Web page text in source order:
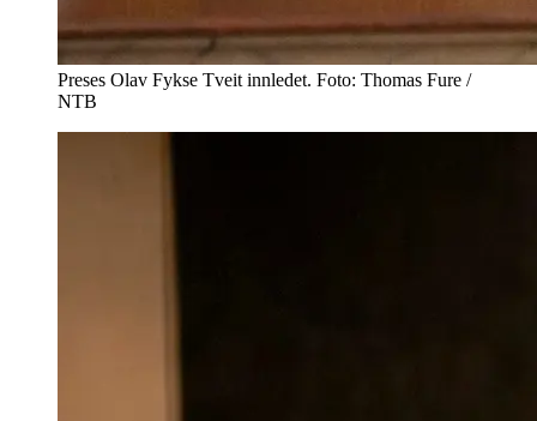
Preses Olav Fykse Tveit innledet. Foto: Thomas Fure /
NTB